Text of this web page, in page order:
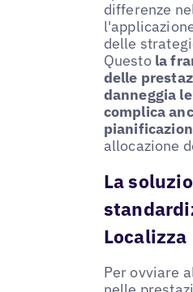
differenze
delle
Questo la
delle
danneggia
complica
allocazione
La
Localizza
Per ovviare